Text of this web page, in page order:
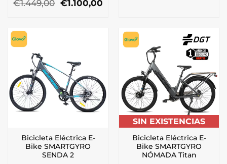
€1.449,00 El
€1.100,00El
€1.100,00.
Bicicleta Eléctrica E-
Bike SMARTGYRO
SENDA 2
SIN EXISTENCIAS
Bicicleta Eléctrica E-
Bike SMARTGYRO
NÓMADA Titan